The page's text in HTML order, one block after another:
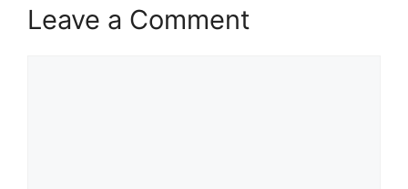
Leave a Comment